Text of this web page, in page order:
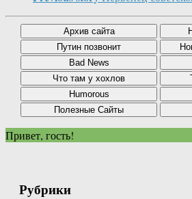
Привет, гость!
Рубрики